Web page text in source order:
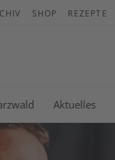
SHOP REZEPTE
Aktuelles